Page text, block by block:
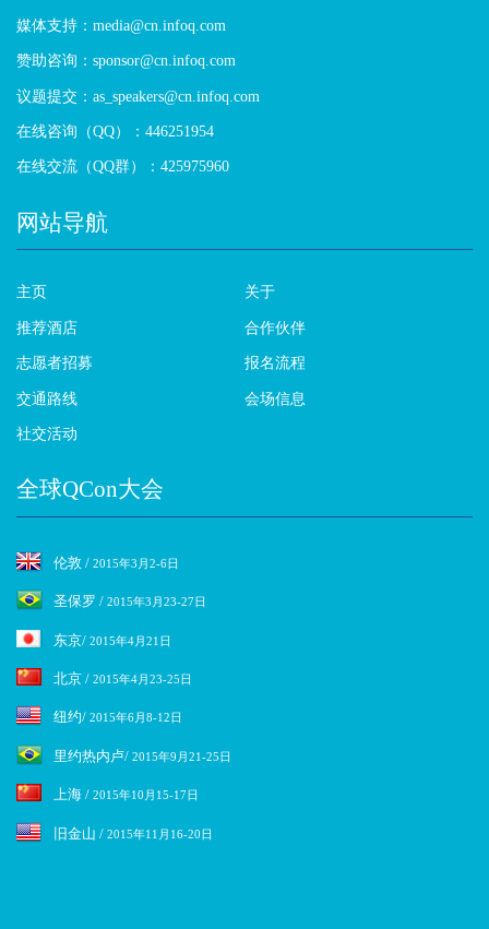
媒体支持：media@cn.infoq.com
赞助咨询：sponsor@cn.infoq.com
议题提交：as_speakers@cn.infoq.com
在线咨询（QQ）：446251954
在线交流（QQ群）：425975960
网站导航
主页 关于
推荐酒店 合作伙伴
志愿者招募 报名流程
交通路线 会场信息
社交活动
全球QCon大会
伦敦 / 2015年3月2-6日
圣保罗 / 2015年3月23-27日
东京/ 2015年4月21日
北京 / 2015年4月23-25日
纽约/ 2015年6月8-12日
里约热内卢/ 2015年9月21-25日
上海 / 2015年10月15-17日
旧金山 / 2015年11月16-20日